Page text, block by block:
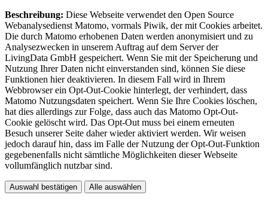
Beschreibung: Diese Webseite verwendet den Open Source
Webanalysedienst Matomo, vormals Piwik, der mit Cookies arbeitet.
Die durch Matomo erhobenen Daten werden anonymisiert und zu
Analysezwecken in unserem Auftrag auf dem Server der
LivingData GmbH gespeichert. Wenn Sie mit der Speicherung und
Nutzung Ihrer Daten nicht einverstanden sind, können Sie diese
Funktionen hier deaktivieren. In diesem Fall wird in Ihrem
Webbrowser ein Opt-Out-Cookie hinterlegt, der verhindert, dass
Matomo Nutzungsdaten speichert. Wenn Sie Ihre Cookies löschen,
hat dies allerdings zur Folge, dass auch das Matomo Opt-Out-
Cookie gelöscht wird. Das Opt-Out muss bei einem erneuten
Besuch unserer Seite daher wieder aktiviert werden. Wir weisen
jedoch darauf hin, dass im Falle der Nutzung der Opt-Out-Funktion
gegebenenfalls nicht sämtliche Möglichkeiten dieser Webseite
vollumfänglich nutzbar sind.
Auswahl bestätigen Alle auswählen